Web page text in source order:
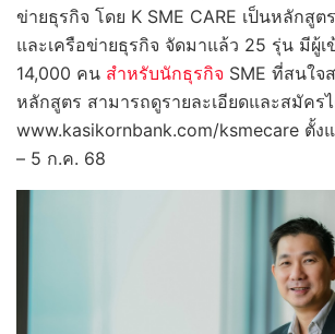
ข่ายธุรกิจ โดย K SME CARE เป็นหลักสู
และเครือข่ายธุรกิจ จัดมาแล้ว 25 รุ่น มีผู้เ
14,000 คน สำหรับนักธุรกิจ SME ที่สนใจ
หลักสูตร สามารถดูรายละเอียดและสมัคร
www.kasikornbank.com/ksmecare ตั้ง
– 5 ก.ค. 68